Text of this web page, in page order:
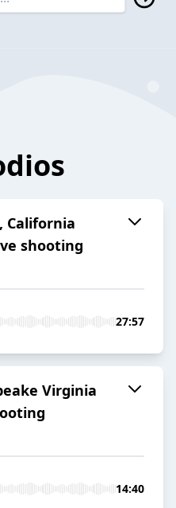
California
shooting
27:57
Virginia
14:40